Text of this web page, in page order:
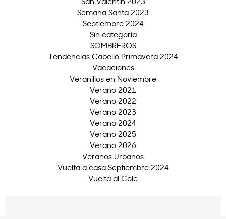
Semana Santa 2023
Septiembre 2024
Sin categoría
SOMBREROS
Tendencias Cabello Primavera 2024
Vacaciones
Veranillos en Noviembre
Verano 2021
Verano 2022
Verano 2023
Verano 2024
Verano 2025
Verano 2026
Veranos Urbanos
Vuelta a casa Septiembre 2024
Vuelta al Cole